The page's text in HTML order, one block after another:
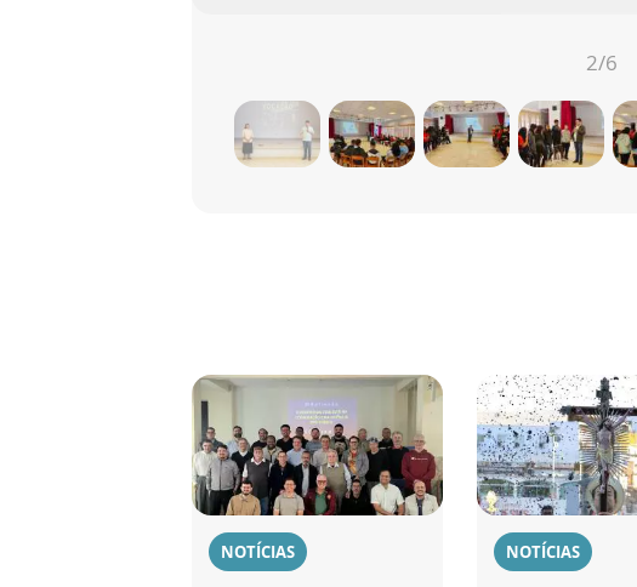
2/6
NOTÍCIAS NOTÍCIAS